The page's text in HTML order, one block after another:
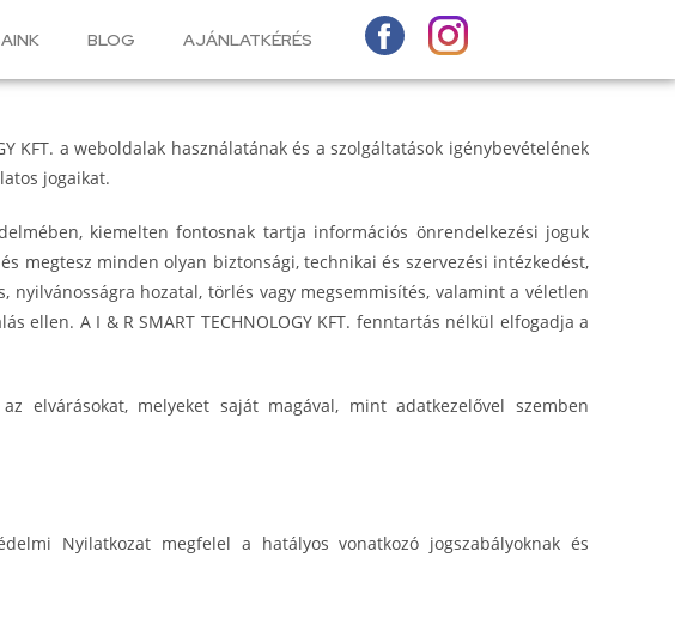
BLOG AJÁNLATKÉRÉS
KFT. a weboldalak használatának és a szolgáltatások igénybevételének
jogaikat.
kiemelten fontosnak tartja információs önrendelkezési joguk
megtesz minden olyan biztonsági, technikai és szervezési intézkedést,
hozatal, törlés vagy megsemmisítés, valamint a véletlen
A I & R SMART TECHNOLOGY KFT. fenntartás nélkül elfogadja a
elvárásokat, melyeket saját magával, mint adatkezelővel szemben
Nyilatkozat megfelel a hatályos vonatkozó jogszabályoknak és